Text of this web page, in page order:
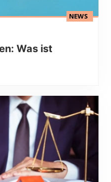
NEWS
Was ist